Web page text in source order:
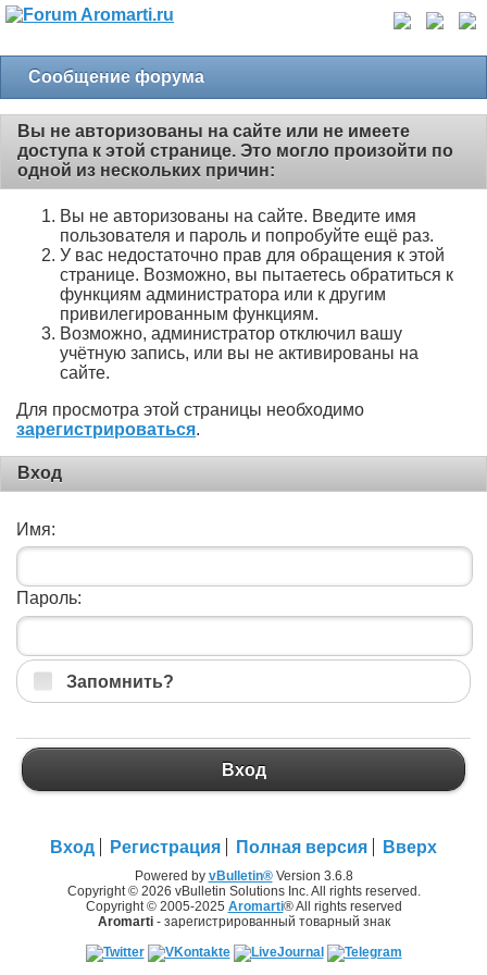
Сообщение форума
Вы не авторизованы на сайте или не имеете
доступа к этой странице. Это могло произойти по
одной из нескольких причин:
Вы не авторизованы на сайте. Введите имя
пользователя и пароль и попробуйте ещё раз.
У вас недостаточно прав для обращения к этой
странице. Возможно, вы пытаетесь обратиться к
функциям администратора или к другим
привилегированным функциям.
Возможно, администратор отключил вашу
учётную запись, или вы не активированы на
сайте.
Для просмотра этой страницы необходимо
зарегистрироваться.
Вход
Имя:
Пароль:
Запомнить?
Вход
Вход Регистрация Полная версия Вверх
Powered by vBulletin®Version 3.6.8
Copyright © 2026 vBulletin Solutions Inc. All rights reserved.
Copyright © 2005-2025 Aromarti® All rights reserved
Aromarti- зарегистрированный товарный знак